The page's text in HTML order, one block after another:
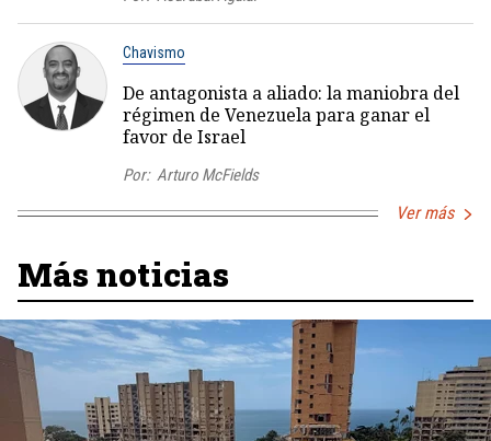
Chavismo
De antagonista a aliado: la maniobra del
régimen de Venezuela para ganar el
favor de Israel
Por: Arturo McFields
Ver más
Más noticias